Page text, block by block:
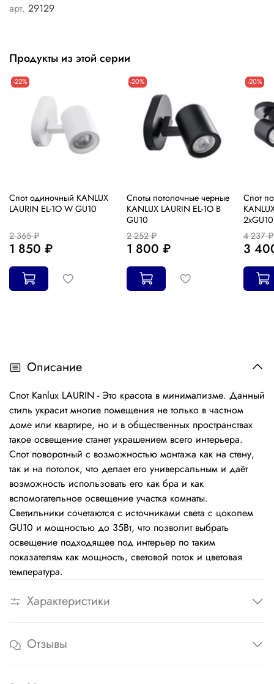
арт. 29129
Продукты из этой серии
-22%
Cпот одиночный KANLUX
LAURIN EL-1O W GU10
2 365 ₽
1 850 ₽
-20%
Споты потолочные черные
KANLUX LAURIN EL-1O B
GU10
2 252 ₽
1 800 ₽
-20%
Cпот
2xGU10
4 237 ₽
3
Описание
Спот Kanlux LAURIN - Это красота в минимализме. Данный
стиль украсит многие помещения не только в частном
доме или квартире, но и в общественных пространствах
такое освещение станет украшением всего интерьера.
Спот поворотный с возможностью монтажа как на стену,
так и на потолок, что делает его универсальным и даёт
возможность использовать его как бра и как
вспомогательное освещение участка комнаты.
Светильники сочетаются с источниками света с цоколем
GU10 и мощностью до 35Вт, что позволит выбрать
освещение подходящее под интерьер по таким
показателям как мощность, световой поток и цветовая
температура.
Характеристики
Отзывы